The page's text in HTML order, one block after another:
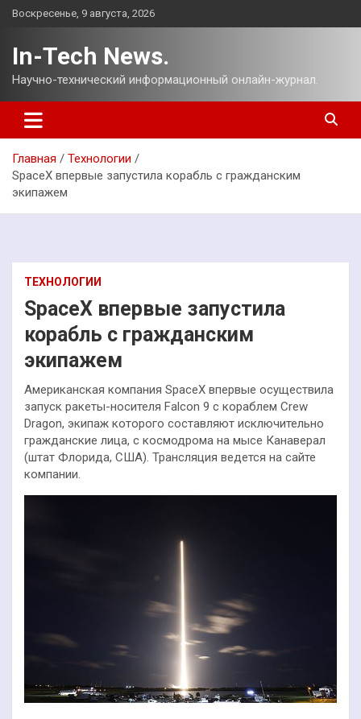
Перейти
Воскресенье, 9 августа, 2026
In-Tech News.
Научно-технический информационный онлайн-журнал.
Главная
Технологии
SpaceX впервые запустила корабль с гражданским
экипажем
ТЕХНОЛОГИИ
SpaceX впервые запустила
корабль с гражданским
экипажем
Американская компания SpaceX впервые осуществила
запуск ракеты-носителя Falcon 9 с кораблем Crew
Dragon, экипаж которого составляют исключительно
гражданские лица, с космодрома на мысе Канаверал
(штат Флорида, США). Трансляция ведется на сайте
компании.